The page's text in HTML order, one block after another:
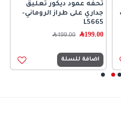
تحفه عمود ديكور تعليق
جداري على طراز الروماني-
L5665
199.00﷼ 499.00﷼
اضافة للسلة